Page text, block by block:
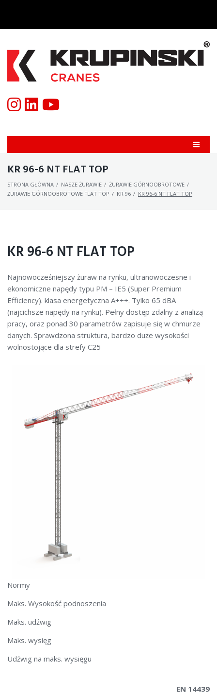
KR 96-6 NT FLAT TOP
STRONA GŁÓWNA / NASZE ŻURAWIE / ŻURAWIE GÓRNOOBROTOWE /
ŻURAWIE GÓRNOOBROTOWE FLAT TOP / KR 96 / KR 96-6 NT FLAT TOP
KR 96-6 NT FLAT TOP
Najnowocześniejszy żuraw na rynku, ultranowoczesne i
ekonomiczne napędy typu PM – IE5 (Super Premium
Efficiency). klasa energetyczna A+++. Tylko 65 dBA
(najcichsze napędy na rynku). Pełny dostęp zdalny z analizą
pracy, oraz ponad 30 parametrów zapisuje się w chmurze
danych. Sprawdzona struktura, bardzo duże wysokości
wolnostojące dla strefy C25
Normy
Maks. Wysokość podnoszenia
Maks. udźwig
Maks. wysięg
Udźwig na maks. wysięgu
EN 14439